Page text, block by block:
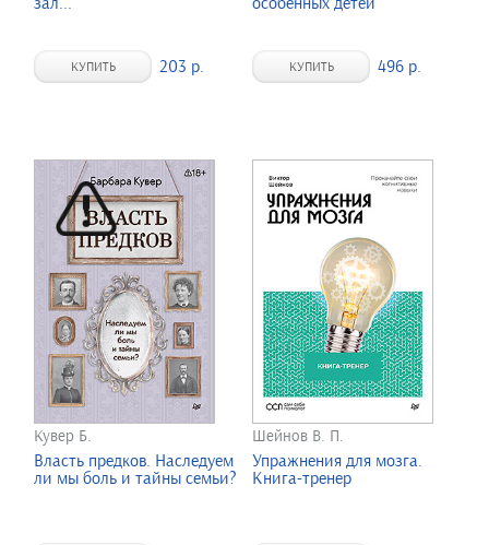
КУПИТЬ 203 р. КУПИТЬ 496 р.
Кувер Б.
Власть предков. Наследуем
ли мы боль и тайны семьи?
Шейнов В. П.
Упражнения для мозга.
Книга-тренер